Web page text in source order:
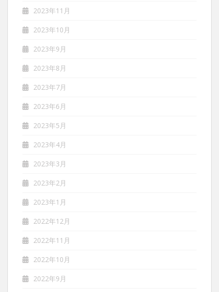
2023年11月
2023年10月
2023年9月
2023年8月
2023年7月
2023年6月
2023年5月
2023年4月
2023年3月
2023年2月
2023年1月
2022年12月
2022年11月
2022年10月
2022年9月